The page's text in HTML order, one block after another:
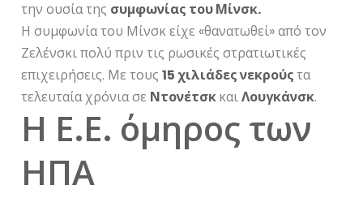
την ουσία της συμφωνίας του Μίνσκ.
Η συμφωνία του Μίνσκ είχε «θανατωθεί» από τον
Ζελένσκι πολύ πριν τις ρωσικές στρατιωτικές
επιχειρήσεις. Με τους15 χιλιάδες νεκρούςτα
τελευταία χρόνια σε ΝτονέτσκκαιΛουγκάνσκ.
Η Ε.Ε. όμηρος των
ΗΠΑ